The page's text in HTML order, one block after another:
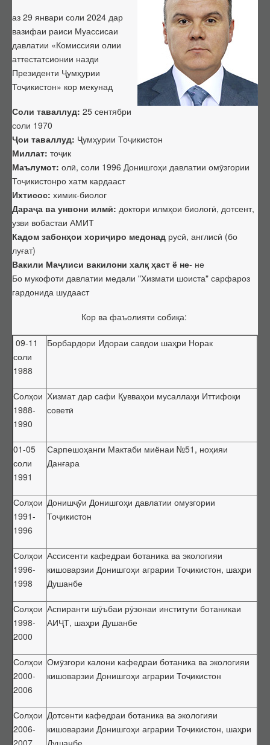
Шӯроҳои экспертӣ (ШЭ)
Низомнома
Шӯроҳои амалкунанда
Тағйирот дар ҳайати ШЭ
Дараҷаҳои илмӣ
Тартиби додани дараҷа ва унвонҳои илмӣ
Феҳристи ҳуҷҷатҳои дараҷаи илмӣ
Фармоишҳо оид ба додани дараҷаи илмӣ
Фармоишҳо оид ба маҳрумсозии дараҷаи илмӣ
Фармоишҳо дар бораи рад ва бозхонд кардани диссертатсия
оид ба дарёфти дараҷаи илмӣ
Санадҳои номенклатурӣ
Номенклатураи ихтисосҳои илмӣ
Таснифоти PhD
Тартиби додани дараҷа ва унвонҳои илмӣ
Рӯйхати ихтисосҳои унвонҳои илмӣ
Фармоишҳо маҳрумсозии унвони илмӣ
ба дарёфти унвони илмӣ
Нострификатсия, аттестатсияи такрорӣ
Аттестатсияи такрорӣ
Шиносномаи ихтисосҳо
Санадҳои меъёрии ҳуқуқӣ
Конститутсияи ҶТ
Қонунҳои ҶТ
Амру фармонҳои Президенти ҶТ
Маҷаллаҳои тақризшаванда
Маҷаллаҳои тақризшавандаи ҶТ
Феҳристи муваққатии маҷаллаҳои тақризшаванда
Саволу ҷавобҳо
аз 29 январи соли 2024 дар
вазифаи раиси Муассисаи
давлатии «Комиссияи олии
аттестатсионии назди
Президенти Ҷумҳурии
Тоҷикистон» кор мекунад
Соли таваллуд: 25 сентябри
соли 1970
Ҷои таваллуд: Ҷумҳурии Тоҷикистон
Миллат: тоҷик
Маълумот: олӣ, соли 1996 Донишгоҳи давлатии омӯзгории
Тоҷикистонро хатм кардааст
Ихтисос: химик-биолог
Дараҷа ва унвони илмӣ: доктори илмҳои биологӣ, дотсент,
узви вобастаи АМИТ
Кадом забонҳои хориҷиро медонад русӣ, англисӣ (бо
луғат)
Вакили Маҷлиси вакилони халқ ҳаст ё не- не
Бо мукофоти давлатии медали "Хизмати шоиста" сарфароз
гардонида шудааст
Кор ва фаъолияти собиқа:
09-11
соли
1988
Борбардори Идораи савдои шаҳри Норак
Солҳои
1988-
1990
Хизмат дар сафи Қувваҳои мусаллаҳи Иттифоқи
советӣ
01-05
соли
1991
Сарпешоҳанги Мактаби миёнаи №51, ноҳияи
Данғара
Солҳои
1991-
1996
Донишҷӯи Донишгоҳи давлатии омузгории
Тоҷикистон
Солҳои
1996-
1998
Ассисенти кафедраи ботаника ва экологияи
кишоварзии Донишгоҳи аграрии Тоҷикистон, шаҳри
Душанбе
Солҳои
1998-
2000
Аспиранти шӯъбаи рӯзонаи институти ботаникаи
АИҶТ, шаҳри Душанбе
Солҳои
2000-
2006
Омӯзгори калони кафедраи ботаника ва экологияи
кишоварзии Донишгоҳи аграрии Тоҷикистон
Солҳои
2006-
2007
Дотсенти кафедраи ботаника ва экологияи
кишоварзии Донишгоҳи аграрии Тоҷикистон, шаҳри
Душанбе